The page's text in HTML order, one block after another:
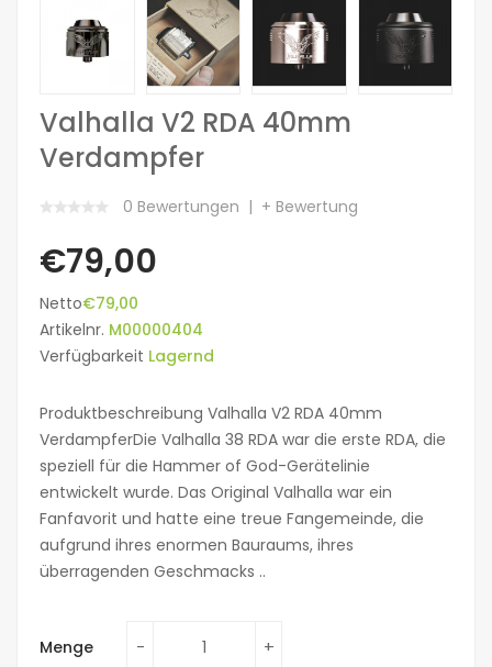
Valhalla V2 RDA 40mm
Verdampfer
0 Bewertungen + Bewertung
€79,00
Netto€79,00
Artikelnr. M00000404
Verfügbarkeit Lagernd
Produktbeschreibung Valhalla V2 RDA 40mm
VerdampferDie Valhalla 38 RDA war die erste RDA, die
speziell für die Hammer of God-Gerätelinie
entwickelt wurde. Das Original Valhalla war ein
Fanfavorit und hatte eine treue Fangemeinde, die
aufgrund ihres enormen Bauraums, ihres
überragenden Geschmacks ..
Menge